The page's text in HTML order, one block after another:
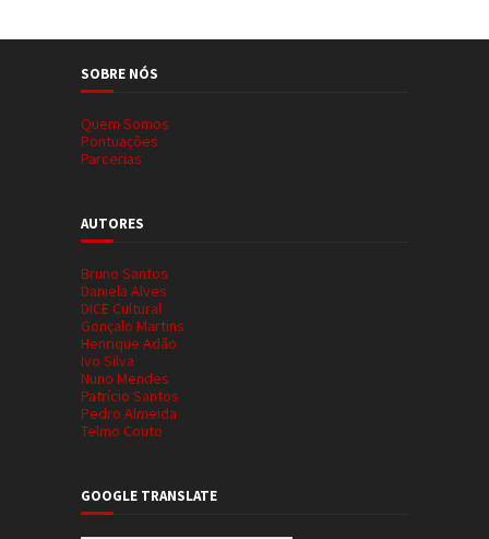
SOBRE NÓS
Quem Somos
Pontuações
Parcerias
AUTORES
Bruno Santos
Daniela Alves
DICE Cultural
Gonçalo Martins
Henrique Adão
Ivo Silva
Nuno Mendes
Patrício Santos
Pedro Almeida
Telmo Couto
GOOGLE TRANSLATE